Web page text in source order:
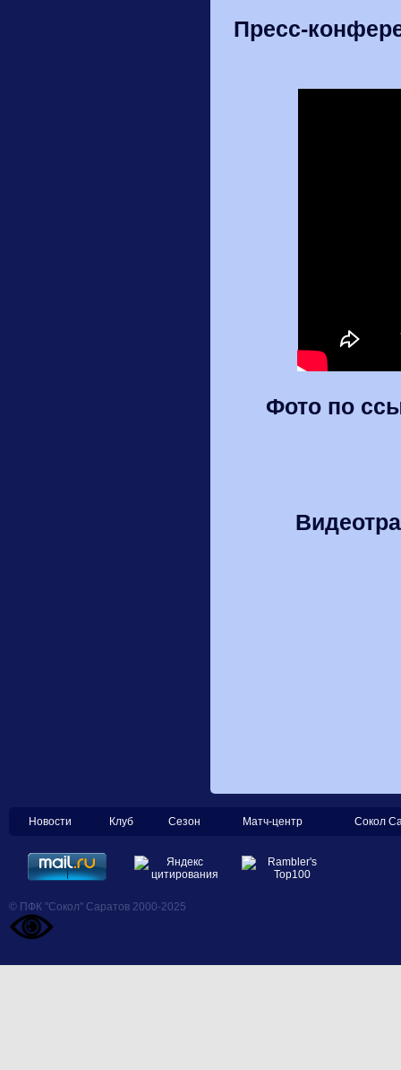
Пресс-
Фото по
Новости Клуб Сезон Матч-центр Сокол
© ПФК "Сокол" Саратов 2000-2025